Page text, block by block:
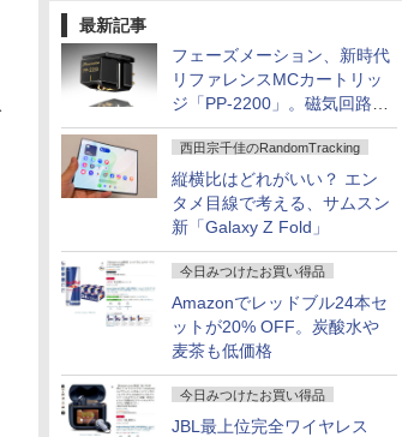
最新記事
フェーズメーション、新時代
リファレンスMCカートリッ
ジ「PP-2200」。磁気回路や
ハウジングを根本から見直し
西田宗千佳のRandomTracking
縦横比はどれがいい？ エン
タメ目線で考える、サムスン
新「Galaxy Z Fold」
今日みつけたお買い得品
Amazonでレッドブル24本セ
ットが20% OFF。炭酸水や
麦茶も低価格
今日みつけたお買い得品
JBL最上位完全ワイヤレス